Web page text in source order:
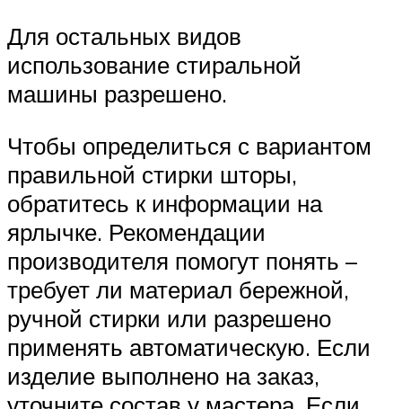
Для остальных видов
использование стиральной
машины разрешено.
Чтобы определиться с вариантом
правильной стирки шторы,
обратитесь к информации на
ярлычке. Рекомендации
производителя помогут понять –
требует ли материал бережной,
ручной стирки или разрешено
применять автоматическую. Если
изделие выполнено на заказ,